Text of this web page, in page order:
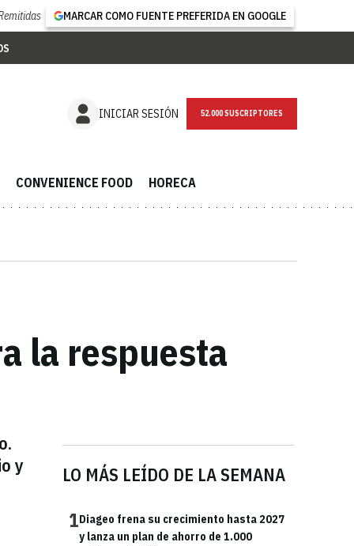
MARCAR COMO FUENTE PREFERIDA EN GOOGLE
INICIAR SESIÓN NEWSLETTER
CONVENIENCE FOOD HORECA
la respuesta
y
LO MÁS LEÍDO DE LA SEMANA
1Diageo frena su crecimiento hasta 2027
y lanza un plan de ahorro de 1.000